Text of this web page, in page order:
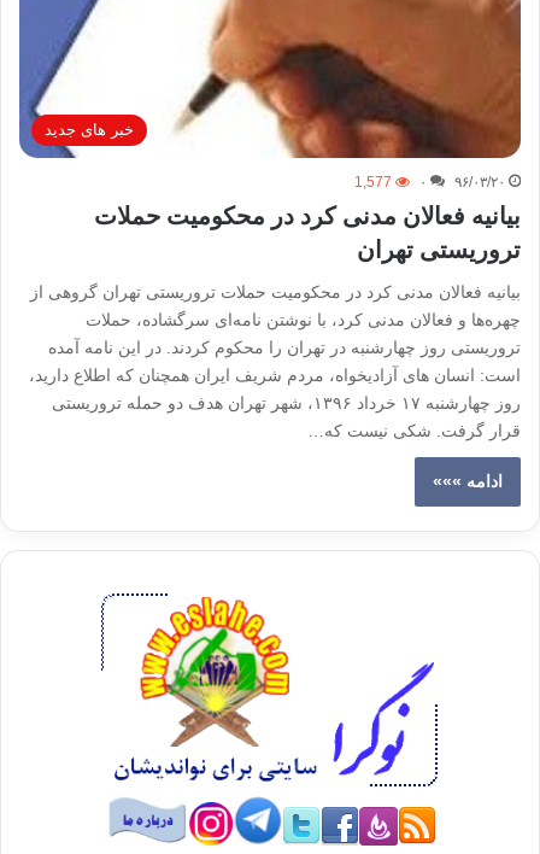
خبر های جدید
۹۶/۰۳/۲۰ ۰ 1,577
بیانیه فعالان مدنی کرد در محکومیت حملات
تروریستی تهران
بیانیه فعالان مدنی کرد در محکومیت حملات تروریستی تهران گروهی از
چهره‌ها و فعالان مدنی کرد، با نوشتن نامه‌ای سرگشاده، حملات
تروریستی روز چهارشنبه در تهران را محکوم کردند. در این نامه آمده
است: انسان های آزادیخواه، مردم شریف ایران همچنان که اطلاع دارید،
روز چهارشنبه ۱۷ خرداد ۱۳۹۶، شهر تهران هدف دو حمله تروریستی
قرار گرفت. شکی نیست که…
ادامه »»»